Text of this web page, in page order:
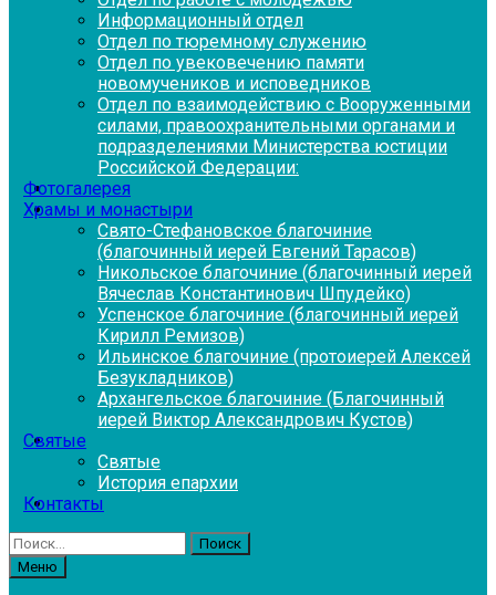
Информационный отдел
Отдел по тюремному служению
Отдел по увековечению памяти
новомучеников и исповедников
Отдел по взаимодействию с Вооруженными
силами, правоохранительными органами и
подразделениями Министерства юстиции
Российской Федерации:
Фотогалерея
Храмы и монастыри
Свято-Стефановское благочиние
(благочинный иерей Евгений Тарасов)
Никольское благочиние (благочинный иерей
Вячеслав Константинович Шпудейко)
Успенское благочиние (благочинный иерей
Кирилл Ремизов)
Ильинское благочиние (протоиерей Алексей
Безукладников)
Архангельское благочиние (Благочинный
иерей Виктор Александрович Кустов)
Святые
Святые
История епархии
Контакты
Найти:
Меню